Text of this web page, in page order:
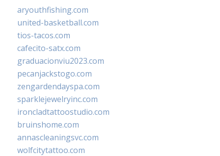
aryouthfishing.com
united-basketball.com
tios-tacos.com
cafecito-satx.com
graduacionviu2023.com
pecanjackstogo.com
zengardendayspa.com
sparklejewelryinc.com
ironcladtattoostudio.com
bruinshome.com
annascleaningsvc.com
wolfcitytattoo.com